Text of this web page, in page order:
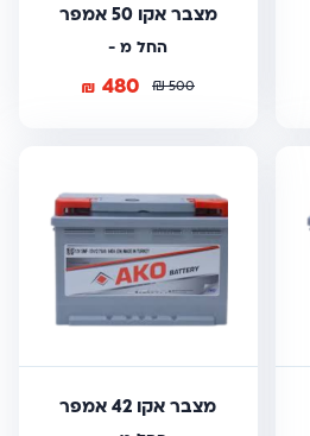
מצבר אקו 50 אמפר
החל מ -
500
₪
480
₪
מצבר אקו 42 אמפר